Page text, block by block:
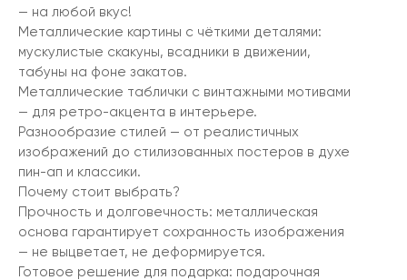
— на любой вкус!
Металлические картины с чёткими деталями:
мускулистые скакуны, всадники в движении,
табуны на фоне закатов.
Металлические таблички с винтажными мотивами
— для ретро-акцента в интерьере.
Разнообразие стилей — от реалистичных
изображений до стилизованных постеров в духе
пин-ап и классики.
Почему стоит выбрать?
Прочность и долговечность: металлическая
основа гарантирует сохранность изображения
— не выцветает, не деформируется.
Готовое решение для подарка: подарочная